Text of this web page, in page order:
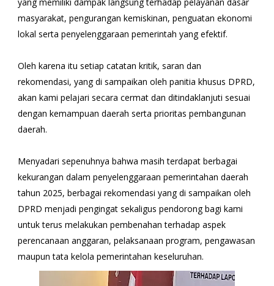
masyarakat, pengurangan kemiskinan, penguatan ekonomi
lokal serta penyelenggaraan pemerintah yang efektif.
Oleh karena itu setiap catatan kritik, saran dan
rekomendasi, yang di sampaikan oleh panitia khusus DPRD,
akan kami pelajari secara cermat dan ditindaklanjuti sesuai
dengan kemampuan daerah serta prioritas pembangunan
daerah.
Menyadari sepenuhnya bahwa masih terdapat berbagai
kekurangan dalam penyelenggaraan pemerintahan daerah
tahun 2025, berbagai rekomendasi yang di sampaikan oleh
DPRD menjadi pengingat sekaligus pendorong bagi kami
untuk terus melakukan pembenahan terhadap aspek
perencanaan anggaran, pelaksanaan program, pengawasan
maupun tata kelola pemerintahan keseluruhan.